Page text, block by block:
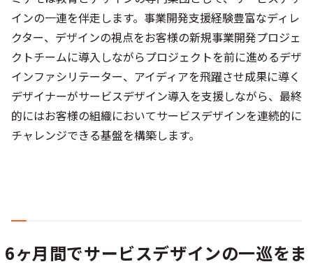
インの一連を伴走します。事業開発支援経験豊富なディレ
クター、デザインの視点をお客様の新規事業開発プロジェ
クトチームに導入しながらプロジェクトを前に進めるデザ
インファシリテーター、アイディアを飛躍させ成果に導く
デザイナーがサービスデザイン導入を支援しながら、最終
的にはお客様の組織においてサービスデザインを連続的に
チャレンジできる基盤を構築します。
6ヶ月間でサービスデザインの一巡をま